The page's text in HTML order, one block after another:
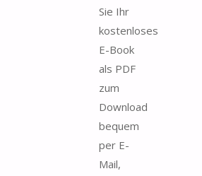
Sie Ihr
kostenloses
E-Book
als PDF
zum
Download
bequem
per E-
Mail,